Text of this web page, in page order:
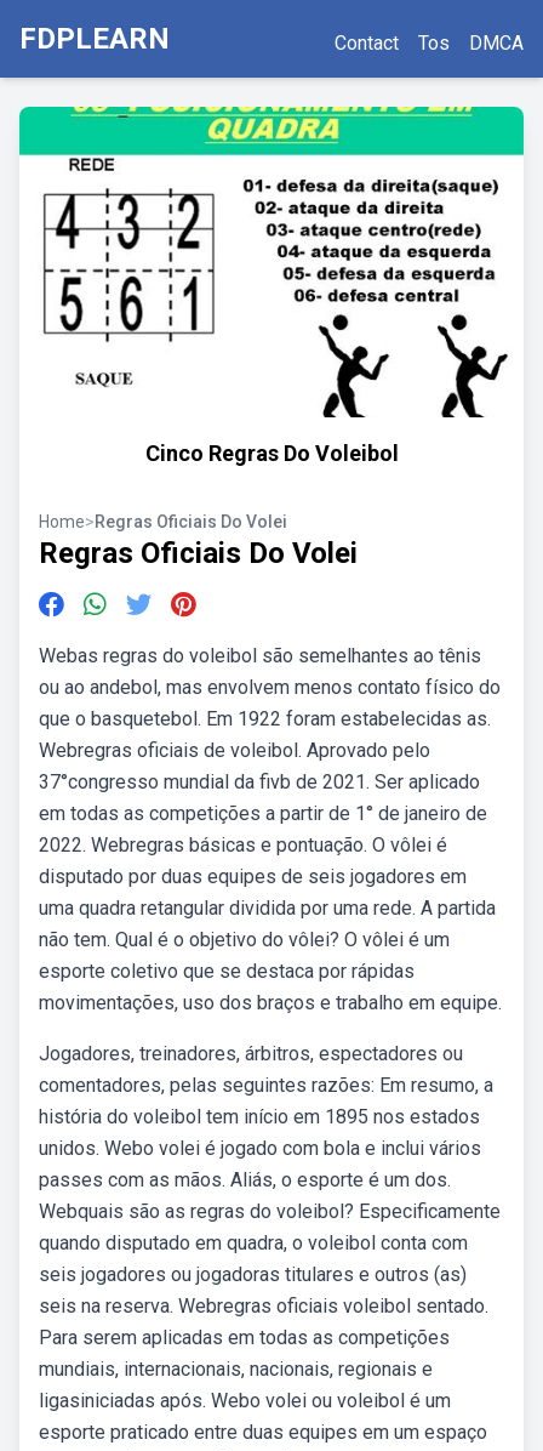
FDPLEARN Contact Tos DMCA
Cinco Regras Do Voleibol
Home>Regras Oficiais Do Volei
Regras Oficiais Do Volei
Webas regras do voleibol são semelhantes ao tênis
ou ao andebol, mas envolvem menos contato físico do
que o basquetebol. Em 1922 foram estabelecidas as.
Webregras oficiais de voleibol. Aprovado pelo
37°congresso mundial da fivb de 2021. Ser aplicado
em todas as competições a partir de 1° de janeiro de
2022. Webregras básicas e pontuação. O vôlei é
disputado por duas equipes de seis jogadores em
uma quadra retangular dividida por uma rede. A partida
não tem. Qual é o objetivo do vôlei? O vôlei é um
esporte coletivo que se destaca por rápidas
movimentações, uso dos braços e trabalho em equipe.
Jogadores, treinadores, árbitros, espectadores ou
comentadores, pelas seguintes razões: Em resumo, a
história do voleibol tem início em 1895 nos estados
unidos. Webo volei é jogado com bola e inclui vários
passes com as mãos. Aliás, o esporte é um dos.
Webquais são as regras do voleibol? Especificamente
quando disputado em quadra, o voleibol conta com
seis jogadores ou jogadoras titulares e outros (as)
seis na reserva. Webregras oficiais voleibol sentado.
Para serem aplicadas em todas as competições
mundiais, internacionais, nacionais, regionais e
ligasiniciadas após. Webo volei ou voleibol é um
esporte praticado entre duas equipes em um espaço